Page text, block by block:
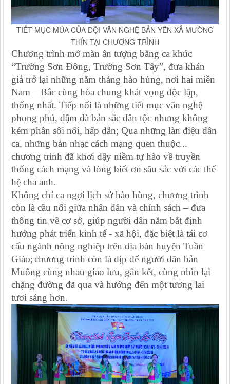
TIẾT MỤC MÚA CỦA ĐỘI VĂN NGHỆ BẢN YÊN XẪ MƯỜNG
THÍN TẠI CHƯƠNG TRÌNH
Chương trình mở màn ấn tượng bằng ca khúc
“Trường Sơn Đông, Trường Sơn Tây”, đưa khán
giả trở lại những năm tháng hào hùng, nơi hai miền
Nam – Bắc cùng hòa chung khát vọng độc lập,
thống nhất. Tiếp nối là những tiết mục văn nghệ
phong phú, đậm đà bản sắc dân tộc nhưng không
kém phần sôi nổi, hấp dẫn; Qua những làn điệu dân
ca, những bản nhạc cách mạng quen thuộc...
chương trình đã khơi dậy niềm tự hào về truyền
thống cách mạng và lòng biết ơn sâu sắc với các thế
hệ cha anh.
Không chỉ ca ngợi lịch sử hào hùng, chương trình
còn là cầu nối giữa nhân dân và chính sách – đưa
thông tin về cơ sở, giúp người dân nắm bắt định
hướng phát triển kinh tế - xã hội, đặc biệt là tái cơ
cấu ngành nông nghiệp trên địa bàn huyện Tuần
Giáo;chương trình còn là dịp để người dân bản
Muông cùng nhau giao lưu, gắn kết, cùng nhìn lại
chặng đường đã qua và hướng đến một tương lai
tươi sáng hơn.